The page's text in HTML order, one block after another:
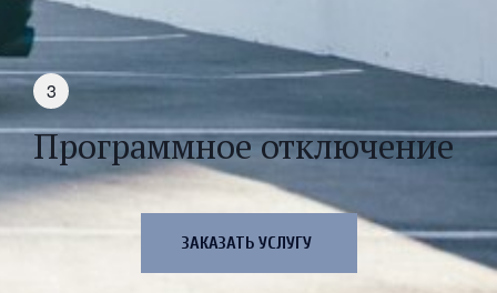
Программное отключение
ЗАКАЗАТЬ УСЛУГУ